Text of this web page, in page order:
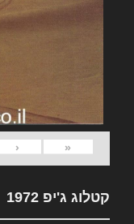
«
‹
קטלוג ג'יפ 1972